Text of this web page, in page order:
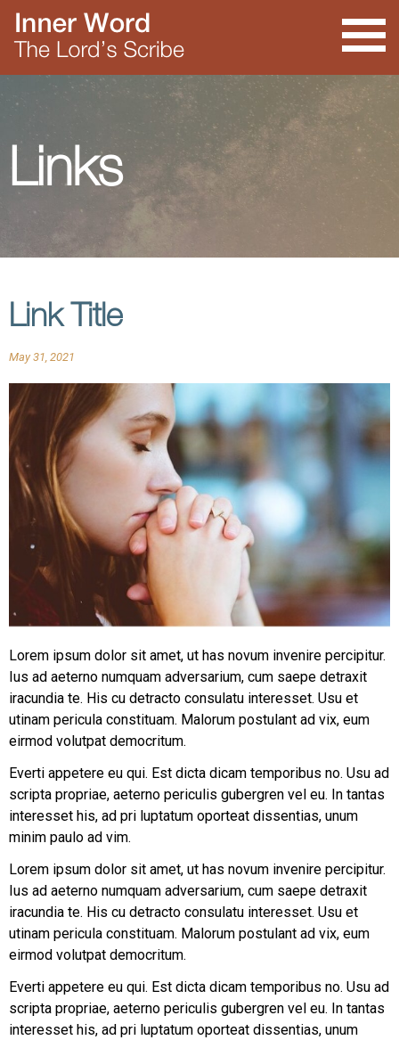
Links
Link Title
May 31, 2021
Lorem ipsum dolor sit amet, ut has novum invenire percipitur.
Ius ad aeterno numquam adversarium, cum saepe detraxit
iracundia te. His cu detracto consulatu interesset. Usu et
utinam pericula constituam. Malorum postulant ad vix, eum
eirmod volutpat democritum.
Everti appetere eu qui. Est dicta dicam temporibus no. Usu ad
scripta propriae, aeterno periculis gubergren vel eu. In tantas
interesset his, ad pri luptatum oporteat dissentias, unum
minim paulo ad vim.
Lorem ipsum dolor sit amet, ut has novum invenire percipitur.
Ius ad aeterno numquam adversarium, cum saepe detraxit
iracundia te. His cu detracto consulatu interesset. Usu et
utinam pericula constituam. Malorum postulant ad vix, eum
eirmod volutpat democritum.
Everti appetere eu qui. Est dicta dicam temporibus no. Usu ad
scripta propriae, aeterno periculis gubergren vel eu. In tantas
interesset his, ad pri luptatum oporteat dissentias, unum